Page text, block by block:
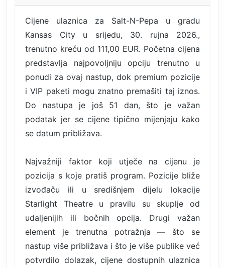
Cijene ulaznica za Salt-N-Pepa u gradu
Kansas City u srijedu, 30. rujna 2026.,
trenutno kreću od 111,00 EUR. Početna cijena
predstavlja najpovoljniju opciju trenutno u
ponudi za ovaj nastup, dok premium pozicije
i VIP paketi mogu znatno premašiti taj iznos.
Do nastupa je još 51 dan, što je važan
podatak jer se cijene tipično mijenjaju kako
se datum približava.
Najvažniji faktor koji utječe na cijenu je
pozicija s koje pratiš program. Pozicije bliže
izvođaču ili u središnjem dijelu lokacije
Starlight Theatre u pravilu su skuplje od
udaljenijih ili bočnih opcija. Drugi važan
element je trenutna potražnja — što se
nastup više približava i što je više publike već
potvrdilo dolazak, cijene dostupnih ulaznica